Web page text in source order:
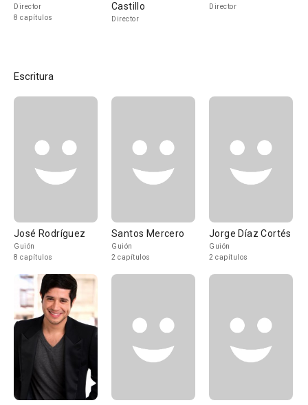
Director
8 capítulos
Castillo
Director
Director
Escritura
José Rodríguez
Guión
8 capítulos
Santos Mercero
Guión
2 capítulos
Jorge Díaz Cortés
Guión
2 capítulos